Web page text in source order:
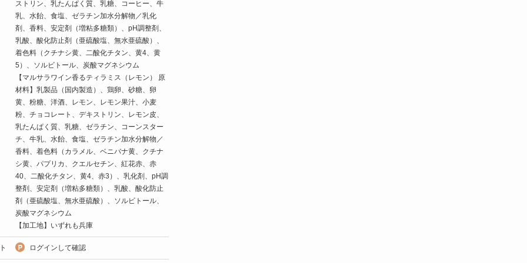
ストリン、乳たんぱく質、乳糖、コーヒー、牛
乳、水飴、食塩、ゼラチン加水分解物／乳化
剤、香料、安定剤（増粘多糖類）、pH調整剤、
乳酸、酸化防止剤（亜硫酸塩、無水亜硫酸）、
着色料（クチナシ黄、二酸化チタン、黄4、黄
5）、ソルビトール、炭酸マグネシウム
【マルサラワイン香るティラミス（レモン） 原
材料】乳製品（国内製造）、鶏卵、砂糖、卵
黄、粉糖、洋酒、レモン、レモン果汁、小麦
粉、チョコレート、デキストリン、レモン皮、
乳たんぱく質、乳糖、ゼラチン、コーンスター
チ、牛乳、水飴、食塩、ゼラチン加水分解物／
香料、着色料（カラメル、ベニバナ黄、クチナ
シ黄、パプリカ、クエルセチン、紅花赤、赤
40、二酸化チタン、黄4、赤3）、乳化剤、pH調
整剤、安定剤（増粘多糖類）、乳酸、酸化防止
剤（亜硫酸塩、無水亜硫酸）、ソルビトール、
炭酸マグネシウム
【加工地】いずれも兵庫
ログインして確認